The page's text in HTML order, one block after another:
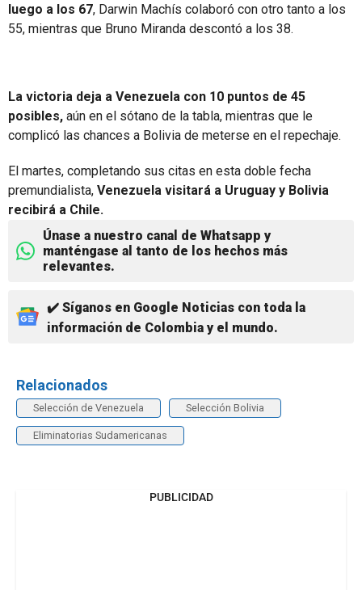
luego a los 67, Darwin Machís colaboró con otro tanto a los
55, mientras que Bruno Miranda descontó a los 38.
La victoria deja a Venezuela con 10 puntos de 45
posibles, aún en el sótano de la tabla, mientras que le
complicó las chances a Bolivia de meterse en el repechaje.
El martes, completando sus citas en esta doble fecha
premundialista, Venezuela visitará a Uruguay y Bolivia
recibirá a Chile.
Únase a nuestro canal de Whatsapp y
manténgase al tanto de los hechos más
relevantes.
✔️ Síganos en Google Noticias con toda la
información de Colombia y el mundo.
Relacionados
Selección de Venezuela Selección Bolivia
Eliminatorias Sudamericanas
PUBLICIDAD